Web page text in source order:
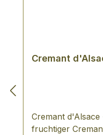
Cremant
Cremant
fruchtiger